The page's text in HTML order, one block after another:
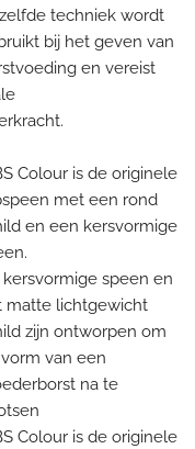
techniek wordt
bij het geven van
en vereist
Colour is de originele
met een rond
en een kersvormige
kersvormige speen en
matte lichtgewicht
zijn ontworpen om
van een
na te
Colour is de originele